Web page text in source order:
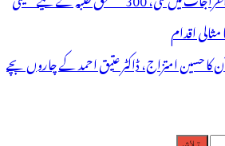
اقدام
کا حسین امتزاج، ڈاکٹر عتیق احمد کے چاروں بچے